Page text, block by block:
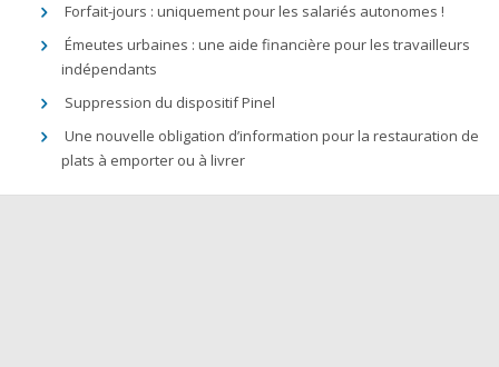
Forfait-jours : uniquement pour les salariés autonomes !
Émeutes urbaines : une aide financière pour les travailleurs
indépendants
Suppression du dispositif Pinel
Une nouvelle obligation d’information pour la restauration de
plats à emporter ou à livrer